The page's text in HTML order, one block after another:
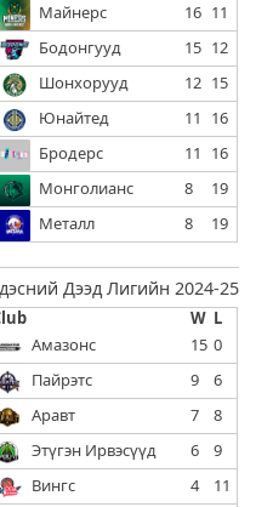
Майнерс 16 11
Бодонгууд 15 12
Шонхорууд 12 15
Юнайтед 11
16
Бродерс 11
16
Монголианс 8
19
Металл 8 19
Дээд Лигийн 2024-25
W L
Амазонс 15 0
Пайрэтс 9
6
Аравт 7
8
Этүгэн Ирвэсүүд 6
9
Вингс 4
11